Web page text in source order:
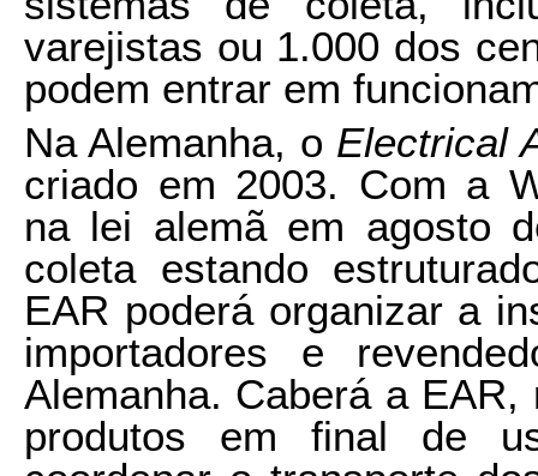
varejistas ou 1.000 dos
podem entrar em
Na Alemanha, o Electrical
criado em 2003. Com a
na lei alemã em agosto
coleta estando
EAR poderá organizar a
importadores e
Alemanha. Caberá a
produtos em final de